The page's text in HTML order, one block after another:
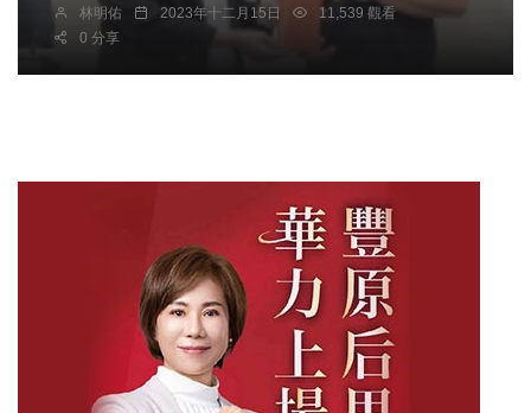
林明佑 2023年十二月15日
11,539 觀看
0 分享